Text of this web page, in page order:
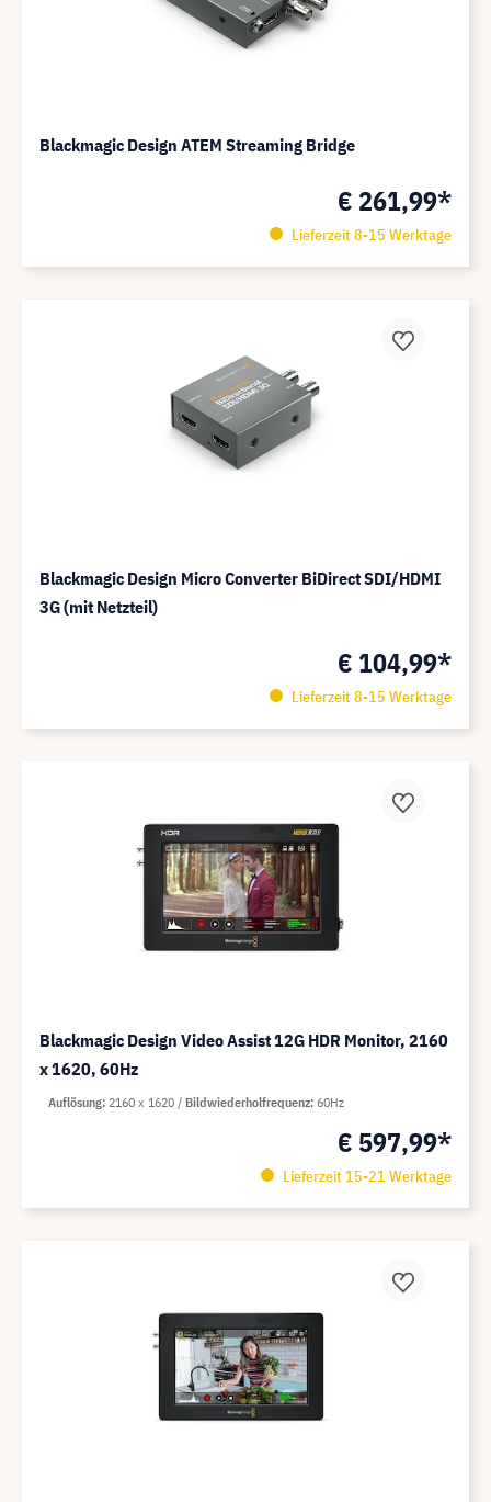
Blackmagic Design ATEM Streaming Bridge
€ 261,99*
Lieferzeit 8-15 Werktage
Blackmagic Design Micro Converter BiDirect SDI/HDMI
3G (mit Netzteil)
€ 104,99*
Lieferzeit 8-15 Werktage
Blackmagic Design Video Assist 12G HDR Monitor, 2160
x 1620, 60Hz
€ 597,99*
Lieferzeit 15-21 Werktage
Auflösung 2160 x 1620 Bildwiederholfrequenz 60Hz